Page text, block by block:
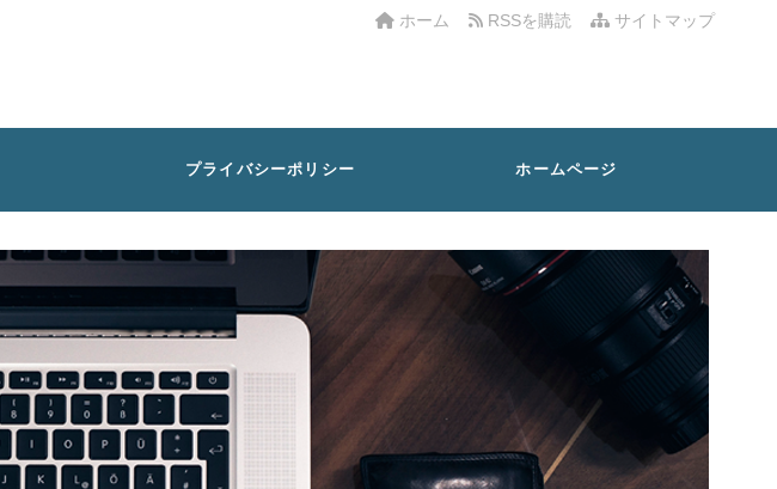
サイトマップ
RSSを購読
ホーム
プライバシーポリシー ホームページ